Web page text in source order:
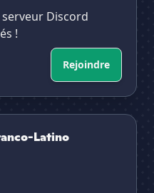
Discord
!
Rejoindre
Latino